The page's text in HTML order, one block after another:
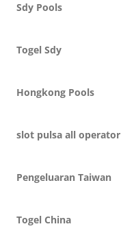
Sdy Pools
Togel Sdy
Hongkong Pools
slot pulsa all operator
Pengeluaran Taiwan
Togel China